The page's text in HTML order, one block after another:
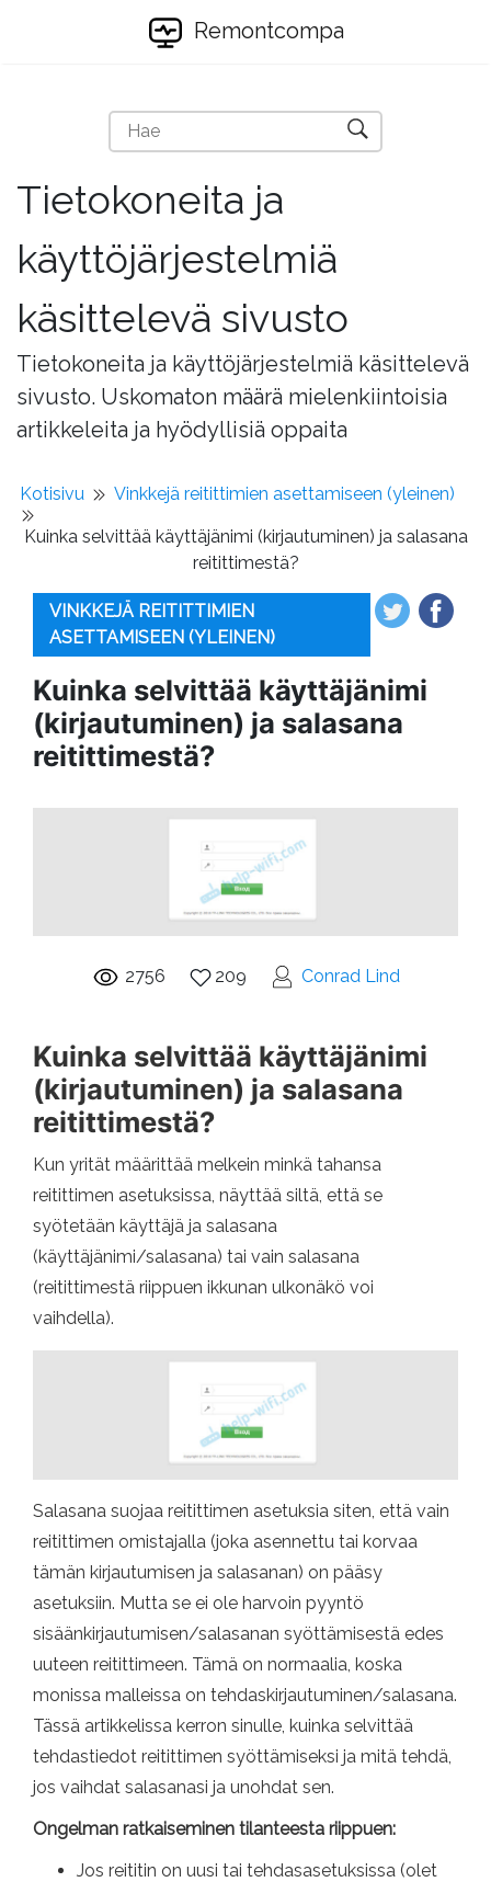
Remontcompa
Tietokoneita ja
käyttöjärjestelmiä
käsittelevä sivusto
Tietokoneita ja käyttöjärjestelmiä käsittelevä
sivusto. Uskomaton määrä mielenkiintoisia
artikkeleita ja hyödyllisiä oppaita
Kotisivu Vinkkejä reitittimien asettamiseen (yleinen)
Kuinka selvittää käyttäjänimi (kirjautuminen) ja salasana
reitittimestä?
VINKKEJÄ REITITTIMIEN
ASETTAMISEEN (YLEINEN)
Kuinka selvittää käyttäjänimi
(kirjautuminen) ja salasana
reitittimestä?
2756 209 Conrad Lind
Kuinka selvittää käyttäjänimi
(kirjautuminen) ja salasana
reitittimestä?
Kun yrität määrittää melkein minkä tahansa
reitittimen asetuksissa, näyttää siltä, ​​että se
syötetään käyttäjä ja salasana
(käyttäjänimi/salasana) tai vain salasana
(reitittimestä riippuen ikkunan ulkonäkö voi
vaihdella).
Salasana suojaa reitittimen asetuksia siten, että vain
reitittimen omistajalla (joka asennettu tai korvaa
tämän kirjautumisen ja salasanan) on pääsy
asetuksiin. Mutta se ei ole harvoin pyyntö
sisäänkirjautumisen/salasanan syöttämisestä edes
uuteen reitittimeen. Tämä on normaalia, koska
monissa malleissa on tehdaskirjautuminen/salasana.
Tässä artikkelissa kerron sinulle, kuinka selvittää
tehdastiedot reitittimen syöttämiseksi ja mitä tehdä,
jos vaihdat salasanasi ja unohdat sen.
Ongelman ratkaiseminen tilanteesta riippuen:
Jos reititin on uusi tai tehdasasetuksissa (olet